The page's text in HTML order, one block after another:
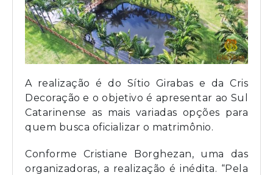
A realização é do Sítio Girabas e da Cris
Decoração e o objetivo é apresentar ao Sul
Catarinense as mais variadas opções para
quem busca oficializar o matrimônio.
Conforme Cristiane Borghezan, uma das
organizadoras, a realização é inédita. “Pela